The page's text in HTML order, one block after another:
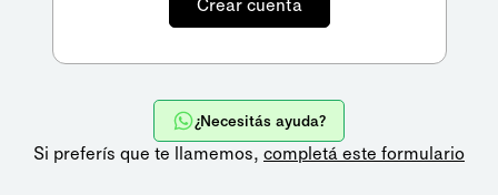
¿Necesitás ayuda?
Si preferís que te llamemos, completá este formulario